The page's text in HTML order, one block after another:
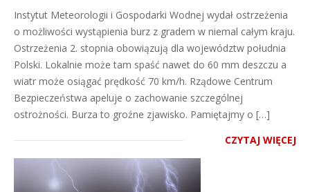
Instytut Meteorologii i Gospodarki Wodnej wydał ostrzeżenia
o możliwości wystąpienia burz z gradem w niemal całym kraju.
Ostrzeżenia 2. stopnia obowiązują dla województw południa
Polski. Lokalnie może tam spaść nawet do 60 mm deszczu a
wiatr może osiągać prędkość 70 km/h. Rządowe Centrum
Bezpieczeństwa apeluje o zachowanie szczególnej
ostrożności. Burza to groźne zjawisko. Pamiętajmy o […]
CZYTAJ WIĘCEJ